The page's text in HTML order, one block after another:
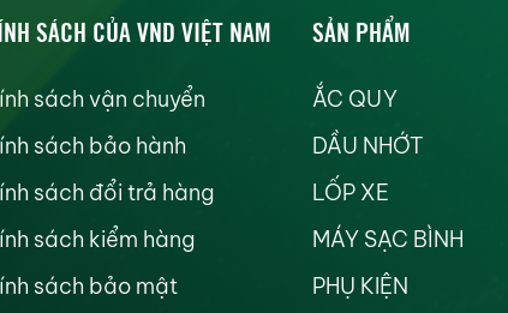
SÁCH CỦA VND VIỆT NAM
sách vận chuyển
sách bảo hành
sách đổi trả hàng
sách kiểm hàng
sách bảo mật
SẢN PHẨM
ẮC QUY
DẦU NHỚT
LỐP XE
MÁY SẠC BÌNH
PHỤ KIỆN